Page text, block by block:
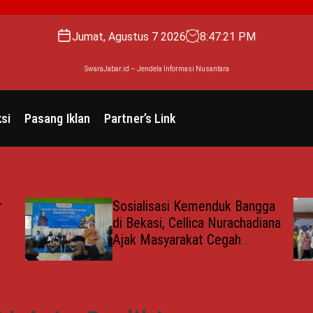
Jumat, Agustus 7 2026 8:47:22 PM
SwaraJabar.id – Jendela Informasi Nusantara
Pasang Iklan Partner’s Link
Bangga
Pengelolaan Sampah
Efisien, Dosen Ilmu
UPER Kembangkan